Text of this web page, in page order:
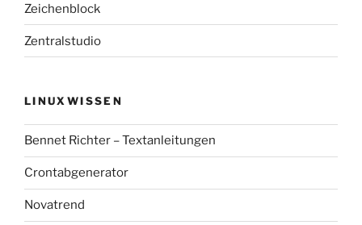
Zeichenblock
Zentralstudio
LINUXWISSEN
Bennet Richter – Textanleitungen
Crontabgenerator
Novatrend